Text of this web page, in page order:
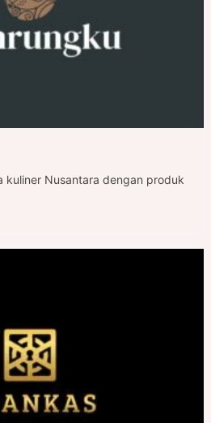
kuliner Nusantara dengan produk